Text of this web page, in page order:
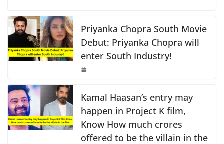
o
k
p k
c
e
b
o
o
k
at
s
A
p
p
y
Li
n
k
e
Priyanka Chopra South Movie
Debut: Priyanka Chopra will
enter South Industry!
Kamal Haasan’s entry may
happen in Project K film,
Know How much crores
offered to be the villain in the